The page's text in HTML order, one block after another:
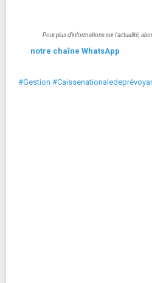
Pour plus d'informations sur l'actualité,
notre chaîne WhatsApp
#Gestion